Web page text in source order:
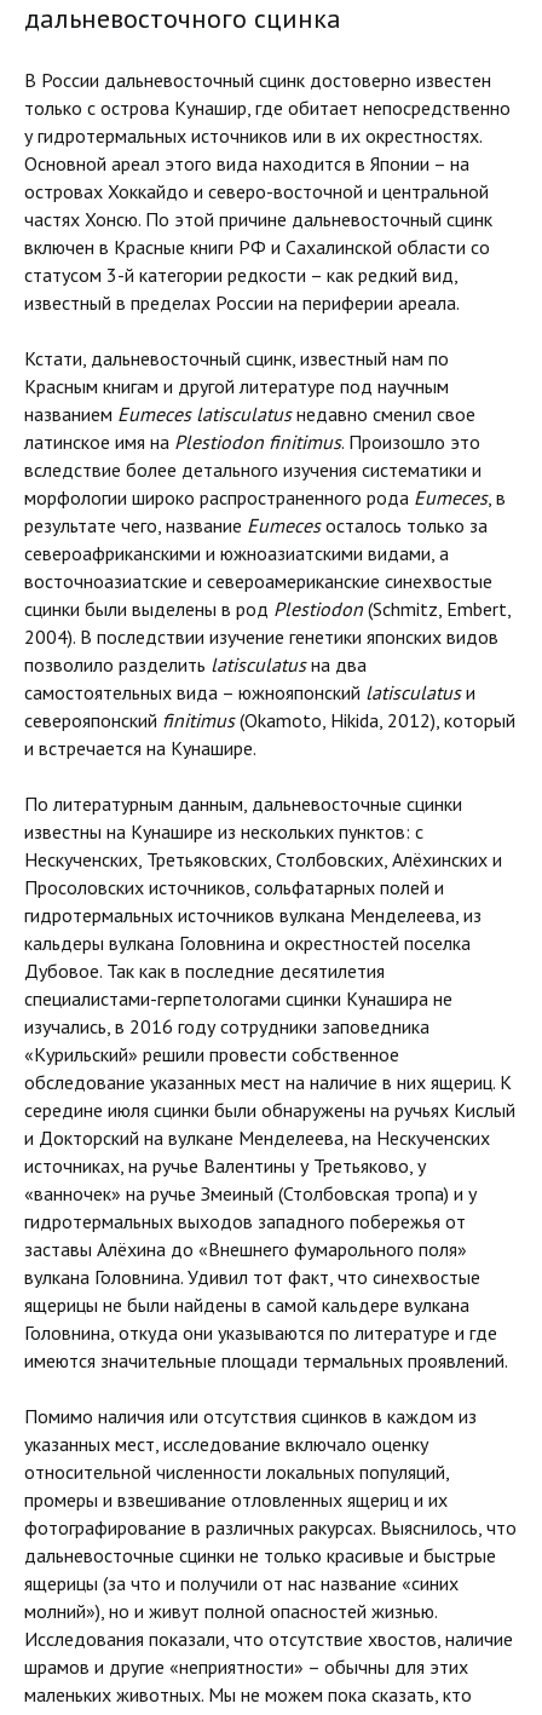
дальневосточного сцинка
В России дальневосточный сцинк достоверно известен
только с острова Кунашир, где обитает непосредственно
у гидротермальных источников или в их окрестностях.
Основной ареал этого вида находится в Японии – на
островах Хоккайдо и северо-восточной и центральной
частях Хонсю. По этой причине дальневосточный сцинк
включен в Красные книги РФ и Сахалинской области со
статусом 3-й категории редкости – как редкий вид,
известный в пределах России на периферии ареала.
Кстати, дальневосточный сцинк, известный нам по
Красным книгам и другой литературе под научным
названием Eumeces latisculatusнедавно сменил свое
латинское имя на Plestiodon finitimus. Произошло это
вследствие более детального изучения систематики и
морфологии широко распространенного рода Eumeces, в
результате чего, название Eumecesосталось только за
североафриканскими и южноазиатскими видами, а
восточноазиатские и североамериканские синехвостые
сцинки были выделены в род Plestiodon (Schmitz, Embert,
2004). В последствии изучение генетики японских видов
позволило разделить latisculatusна два
самостоятельных вида – южнояпонский latisculatusи
северояпонский finitimus(Okamoto, Hikida, 2012), который
и встречается на Кунашире.
По литературным данным, дальневосточные сцинки
известны на Кунашире из нескольких пунктов: с
Нескученских, Третьяковских, Столбовских, Алёхинских и
Просоловских источников, сольфатарных полей и
гидротермальных источников вулкана Менделеева, из
кальдеры вулкана Головнина и окрестностей поселка
Дубовое. Так как в последние десятилетия
специалистами-герпетологами сцинки Кунашира не
изучались, в 2016 году сотрудники заповедника
«Курильский» решили провести собственное
обследование указанных мест на наличие в них ящериц. К
середине июля сцинки были обнаружены на ручьях Кислый
и Докторский на вулкане Менделеева, на Нескученских
источниках, на ручье Валентины у Третьяково, у
«ванночек» на ручье Змеиный (Столбовская тропа) и у
гидротермальных выходов западного побережья от
заставы Алёхина до «Внешнего фумарольного поля»
вулкана Головнина. Удивил тот факт, что синехвостые
ящерицы не были найдены в самой кальдере вулкана
Головнина, откуда они указываются по литературе и где
имеются значительные площади термальных проявлений.
Помимо наличия или отсутствия сцинков в каждом из
указанных мест, исследование включало оценку
относительной численности локальных популяций,
промеры и взвешивание отловленных ящериц и их
фотографирование в различных ракурсах. Выяснилось, что
дальневосточные сцинки не только красивые и быстрые
ящерицы (за что и получили от нас название «синих
молний»), но и живут полной опасностей жизнью.
Исследования показали, что отсутствие хвостов, наличие
шрамов и другие «неприятности» – обычны для этих
маленьких животных. Мы не можем пока сказать, кто